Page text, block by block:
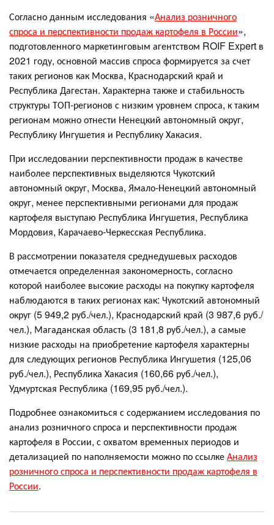
Согласно данным исследования «Анализ розничного
спроса и перспективности продаж картофеля в России»,
подготовленного маркетинговым агентством ROIF Expert в
2021 году, основной массив спроса формируется за счет
таких регионов как Москва, Краснодарский край и
Республика Дагестан. Характерна также и стабильность
структуры ТОП-регионов с низким уровнем спроса, к таким
регионам можно отнести Ненецкий автономный округ,
Республику Ингушетия и Республику Хакасия.
При исследовании перспективности продаж в качестве
наиболее перспективных выделяются Чукотский
автономный округ, Москва, Ямало-Ненецкий автономный
округ, менее перспективными регионами для продаж
картофеля выступаю Республика Ингушетия, Республика
Мордовия, Карачаево-Черкесская Республика.
В рассмотрении показателя среднедушевых расходов
отмечается определенная закономерность, согласно
которой наиболее высокие расходы на покупку картофеля
наблюдаются в таких регионах как: Чукотский автономный
округ (5 949,2 руб./чел.), Краснодарский край (3 987,6 руб./
чел.), Магаданская область (3 181,8 руб./чел.), а самые
низкие расходы на приобретение картофеля характерны
для следующих регионов Республика Ингушетия (125,06
руб./чел.), Республика Хакасия (160,66 руб./чел.),
Удмуртская Республика (169,95 руб./чел.).
Подробнее ознакомиться с содержанием исследования по
анализ розничного спроса и перспективности продаж
картофеля в России, с охватом временных периодов и
детализацией по наполняемости можно по ссылкеАнализ
розничного спроса и перспективности продаж картофеля в
России.